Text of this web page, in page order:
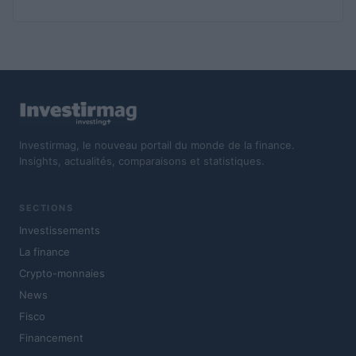
Investirmag, le nouveau portail du monde de la finance.
Insights, actualités, comparaisons et statistiques.
SECTIONS
Investissements
La finance
Crypto-monnaies
News
Fisco
Financement